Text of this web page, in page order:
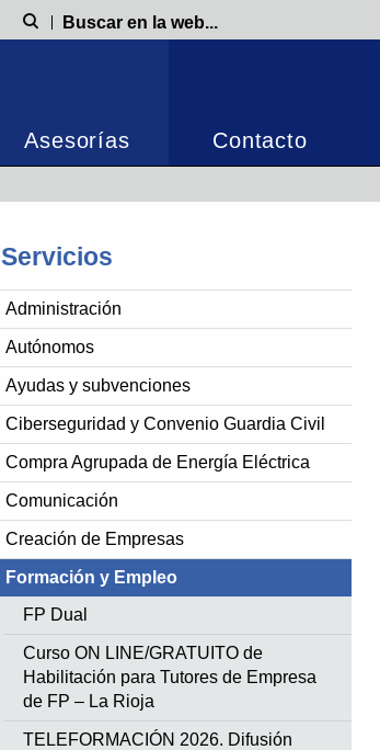
Búsqueda
Asesorías Contacto
Servicios
Administración
Autónomos
Ayudas y subvenciones
Ciberseguridad y Convenio Guardia Civil
Compra Agrupada de Energía Eléctrica
Comunicación
Creación de Empresas
Formación y Empleo
FP Dual
Curso ON LINE/GRATUITO de
Habilitación para Tutores de Empresa
de FP – La Rioja
TELEFORMACIÓN 2026. Difusión